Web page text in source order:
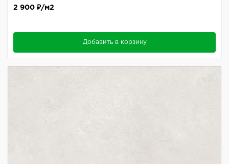
2 900 ₽/м2
Добавить в корзину